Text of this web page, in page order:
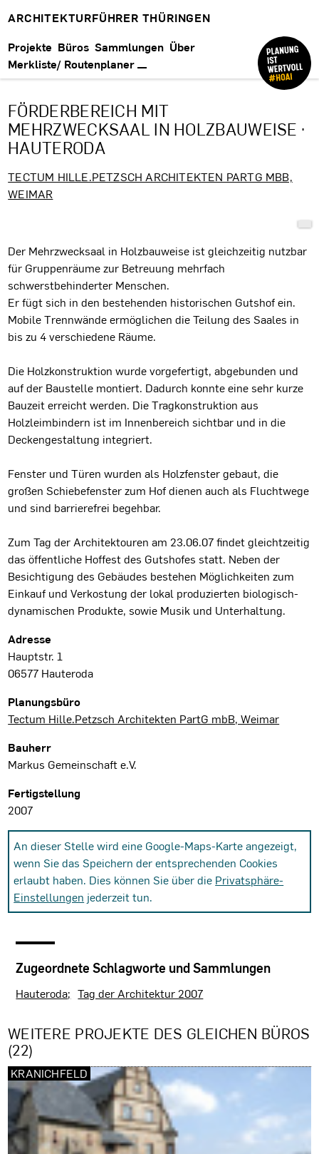
ARCHITEKTURFÜHRER THÜRINGEN
Projekte Büros Sammlungen Über
Merkliste/ Routenplaner
FÖRDERBEREICH MIT
MEHRZWECKSAAL IN HOLZBAUWEISE ·
HAUTERODA
TECTUM HILLE.PETZSCH ARCHITEKTEN PARTG MBB,
WEIMAR
Der Mehrzwecksaal in Holzbauweise ist gleichzeitig nutzbar
für Gruppenräume zur Betreuung mehrfach
schwerstbehinderter Menschen.
Er fügt sich in den bestehenden historischen Gutshof ein.
Mobile Trennwände ermöglichen die Teilung des Saales in
bis zu 4 verschiedene Räume.
Die Holzkonstruktion wurde vorgefertigt, abgebunden und
auf der Baustelle montiert. Dadurch konnte eine sehr kurze
Bauzeit erreicht werden. Die Tragkonstruktion aus
Holzleimbindern ist im Innenbereich sichtbar und in die
Deckengestaltung integriert.
Fenster und Türen wurden als Holzfenster gebaut, die
großen Schiebefenster zum Hof dienen auch als Fluchtwege
und sind barrierefrei begehbar.
Zum Tag der Architektouren am 23.06.07 findet gleichtzeitig
das öffentliche Hoffest des Gutshofes statt. Neben der
Besichtigung des Gebäudes bestehen Möglichkeiten zum
Einkauf und Verkostung der lokal produzierten biologisch-
dynamischen Produkte, sowie Musik und Unterhaltung.
Projektdaten
Adresse
Hauptstr. 1
06577 Hauteroda
Planungsbüro
Tectum Hille.Petzsch Architekten PartG mbB, Weimar
Bauherr
Markus Gemeinschaft e.V.
Fertigstellung
2007
An dieser Stelle wird eine Google-Maps-Karte angezeigt,
wenn Sie das Speichern der entsprechenden Cookies
erlaubt haben. Dies können Sie über die Privatsphäre-
Einstellungen jederzeit tun.
Zugeordnete Schlagworte und Sammlungen
Hauteroda Tag der Architektur 2007
WEITERE PROJEKTE DES GLEICHEN BÜROS
(22)
KRANICHFELD